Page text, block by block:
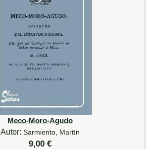
Meco-Moro-Agudo
Autor: Sarmiento, Martín
9,00 €